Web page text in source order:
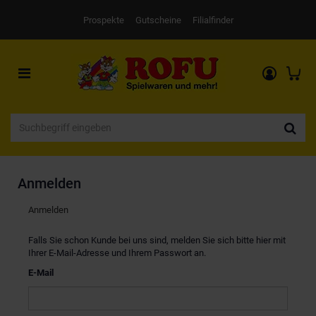
Prospekte Gutscheine Filialfinder
Toggle
navigation
Anmelden
Anmelden
Falls Sie schon Kunde bei uns sind, melden Sie sich bitte hier mit
Ihrer E-Mail-Adresse und Ihrem Passwort an.
E-Mail